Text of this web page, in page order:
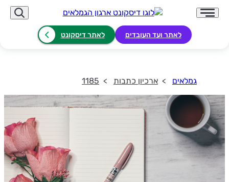
לאתר ועד העובדים לאתר דיסקונט
גמלאים ארכיון כתבות 1185